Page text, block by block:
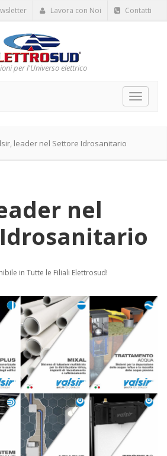
Lavora con Noi Contatti
per l'Universo elettrico
Toggle
leader nel Settore Idrosanitario
nel
in Tutte le Filiali Elettrosud!